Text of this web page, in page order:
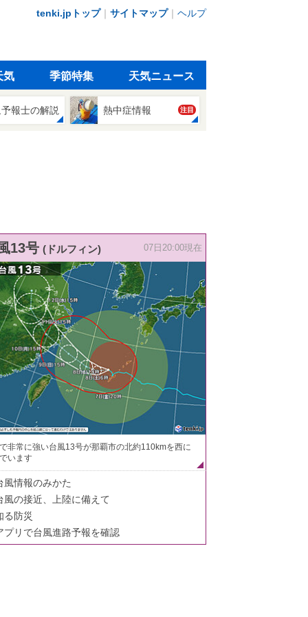
tenki.jpトップ｜ サイトマップ｜ ヘルプ
気 季節特集 天気ニュース
報士の解説 熱中症情報 注目
13号 (ドルフィン) 07日20:00現在
非常に強い台風13号が那覇市の北約110kmを西に
います
風情報のみかた
風の接近、上陸に備えて
る防災
プリで台風進路予報を確認